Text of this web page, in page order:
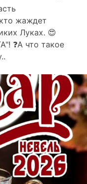
жаждет
Луках. 😍
❓А что такое